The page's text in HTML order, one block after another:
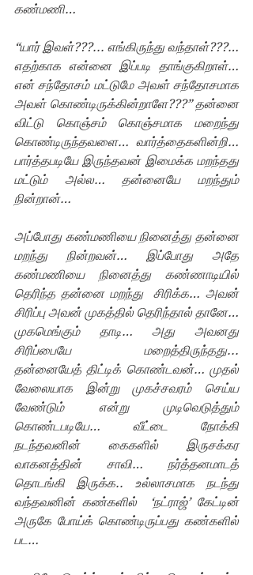
கண்மணி…
“யார் இவள்???... எங்கிருந்து வந்தாள்???…
எதற்காக என்னை இப்படி தாங்குகிறாள்…
என் சந்தோசம் மட்டுமே அவள் சந்தோசமாக
அவள் கொண்டிருக்கின்றாளே???” தன்னை
விட்டு கொஞ்சம் கொஞ்சமாக மறைந்து
கொண்டிருந்தவளை… வார்த்தைகளின்றி…
பார்த்தபடியே இருந்தவன் இமைக்க மறந்தது
மட்டும் அல்ல… தன்னையே மறந்தும்
நின்றான்…
அப்போது கண்மணியை நினைத்து தன்னை
மறந்து நின்றவன்… இப்போது அதே
கண்மணியை நினைத்து கண்ணாடியில்
தெரிந்த தன்னை மறந்து  சிரிக்க… அவன்
சிரிப்பு அவன் முகத்தில் தெரிந்தால் தானே…
முகமெங்கும் தாடி… அது அவனது
சிரிப்பையே மறைத்திருந்தது...
தன்னையேத் திட்டிக் கொண்டவன்… முதல்
வேலையாக இன்று முகச்சவரம் செய்ய
வேண்டும் என்று முடிவெடுத்தும்
கொண்டபடியே… வீட்டை நோக்கி
நடந்தவனின் கைகளில் இருசக்கர
வாகனத்தின் சாவி… நர்த்தனமாடத்
தொடங்கி இருக்க.. உல்லாசமாக நடந்து
வந்தவனின் கண்களில்  ‘நட்ராஜ்’ கேட்டின்
அருகே போய்க் கொண்டிருப்பது கண்களில்
பட…